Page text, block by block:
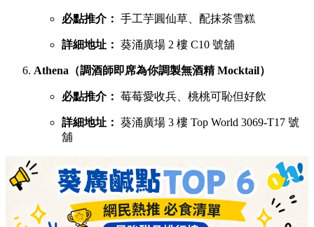
必點推介： 手工芋圓仙草、配抹茶雪糕
詳細地址： 葵涌廣場 2 樓 C10 號舖
Athena（調酒師即席為你調製無酒精 Mocktail）
必點推介： 莓莓愛收兵、桃桃可恥但好飲
詳細地址： 葵涌廣場 3 樓 Top World 3069-T17 號
舖